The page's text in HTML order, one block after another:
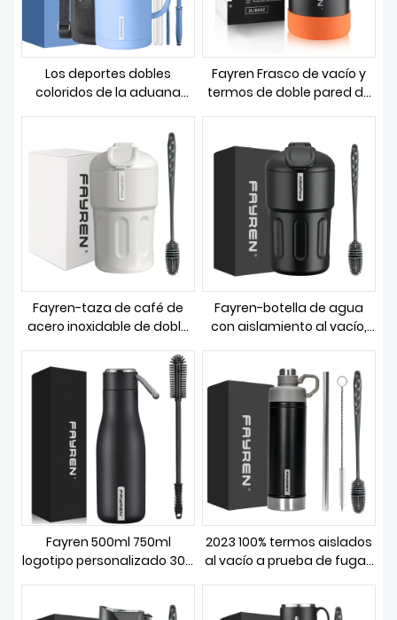
Los deportes dobles
coloridos de la aduana
del frasco de vacío de la
pared aislaron las botellas
de agua del acero
inoxidable
Fayren Frasco de vacío y
termos de doble pared de
inoxidable de gran
capacidad con 3 tapas y
mango de paracord para
viajes
Fayren-taza de café de
acero inoxidable de doble
ancha, tapa hermética
atornillable, termo aislado
Fayren-botella de agua
con aislamiento al vacío,
pared, taza para coche, a
prueba de fugas, taza de
café de acero inoxidable
316, termo
Fayren 500ml 750ml
logotipo personalizado 304
2023 100% termos aislados
al vacío a prueba de fugas